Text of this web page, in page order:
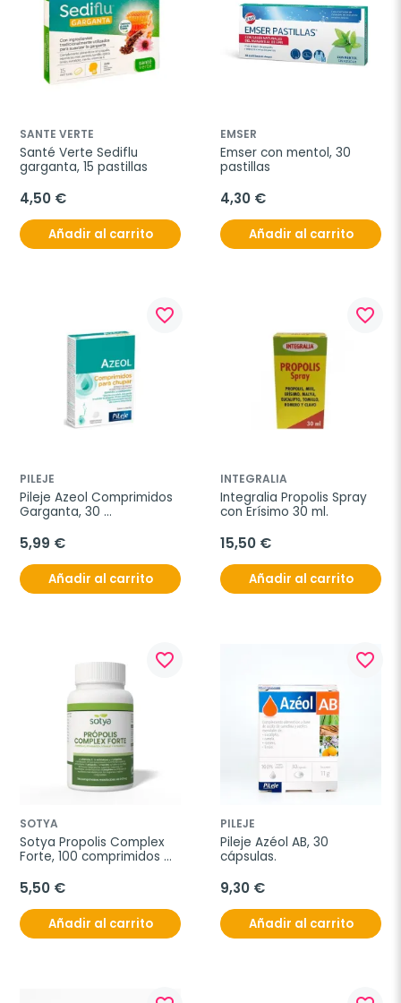
SANTE VERTE
Santé Verte Sediflu
garganta, 15 pastillas
4,50 €
Añadir al carrito
EMSER
Emser con mentol, 30
pastillas
4,30 €
Añadir al carrito
favorite_border
PILEJE
Pileje Azeol Comprimidos
Garganta, 30
5,99 €
Añadir al carrito
favorite_border
INTEGRALIA
Integralia Propolis Spray
con Erísimo 30 ml.
15,50 €
Añadir al carrito
favorite_border
SOTYA
Sotya Propolis Complex
Forte, 100 comprimidos
5,50 €
Añadir al carrito
favorite_border
PILEJE
Pileje Azéol AB, 30
cápsulas.
9,30 €
Añadir al carrito